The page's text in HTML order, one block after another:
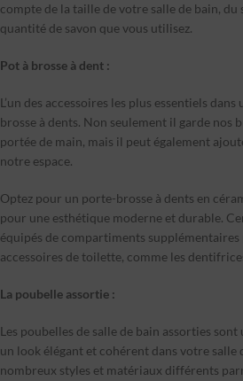
compte de la taille de votre salle de bain,
quantité de savon que vous utilisez.
Pot à brosse à dent :
L’un des accessoires les plus essentiels
brosse à dents. Non seulement il garde nos
portée de main, mais il peut également
notre espace.
Optez pour un porte-brosse à dents en
pour une esthétique moderne et durable.
équipés de compartiments supplémentaires
accessoires de toilette, comme les
La poubelle assortie :
Les poubelles de salle de bain assorties
un look élégant et cohérent dans votre salle
nombreux styles et matériaux différents